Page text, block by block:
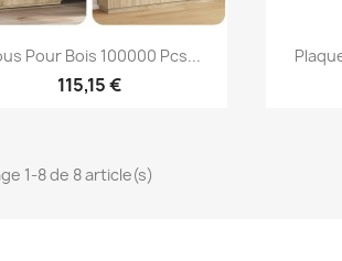
Aperçu rapide
Pour Bois 100000 Pcs...
115,15 €
1-8 de 8 article(s)